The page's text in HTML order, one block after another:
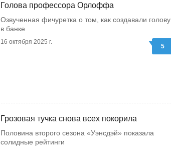
Голова профессора Орлоффа
Озвученная фичуретка о том, как создавали голову
в банке
16 октября 2025 г.
5
Грозовая тучка снова всех покорила
Половина второго сезона «Уэнсдэй» показала
солидные рейтинги